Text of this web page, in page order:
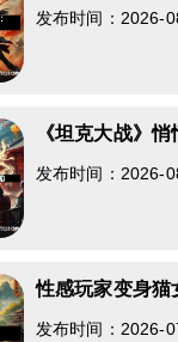
发布时间：2026-
《坦克大战》
发布时间：2026-
性感玩家变身猫
发布时间：2026-